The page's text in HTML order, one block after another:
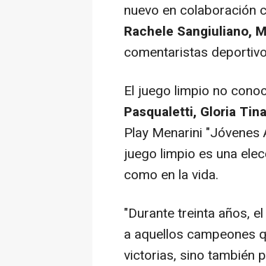
nuevo en colaboración
Rachele Sangiuliano,
comentaristas
El juego limpio no
Pasqualetti, Gloria
Play Menarini
juego limpio es una
como en la vida.
"Durante treinta años,
a aquellos campeones
victorias, sino también